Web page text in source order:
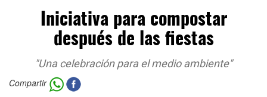
Iniciativa para compostar
después de las fiestas
"Una celebración para el medio ambiente"
Compartir